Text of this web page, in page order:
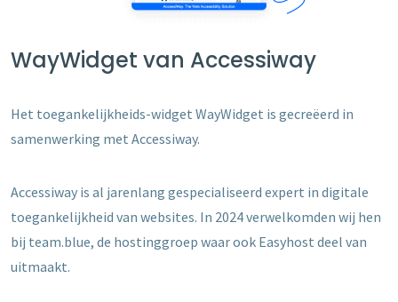
WayWidget van Accessiway
Het toegankelijkheids-widget WayWidget is gecreëerd in
samenwerking met Accessiway.
Accessiway is al jarenlang gespecialiseerd expert in digitale
toegankelijkheid van websites. In 2024 verwelkomden wij hen
bij team.blue, de hostinggroep waar ook Easyhost deel van
uitmaakt.